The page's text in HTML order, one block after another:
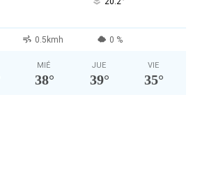
0.5kmh 0 %
MIÉ
38°
JUE
39°
VIE
35°